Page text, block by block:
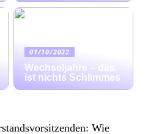
01/10/2022
Wechseljahre – das
ist nichts Schlimmes
Wie